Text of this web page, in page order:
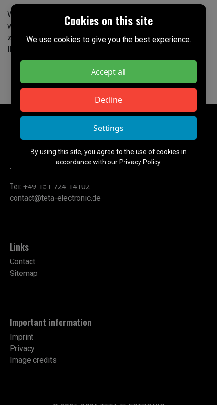
Wenn Sie Fragen zu bestimmten Bildern haben oder
weitere Informationen zu den Bildnachweisen benötigen,
zögern Sie bitte nicht, uns zu kontaktieren. Wir freuen uns,
Ihnen weiterhelfen zu können.
Cookies on this site
We use cookies to give you the best experience.
Accept all
Decline
Settings
By using this site, you agree to the use of cookies in
accordance with our Privacy Policy.
TETA ELECTRONIC
Tel: +49 151 724 14102
contact@teta-electronic.de
Links
Contact
Sitemap
Important information
Imprint
Privacy
Image credits